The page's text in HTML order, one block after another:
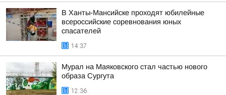
В Ханты-Мансийске проходят юбилейные
всероссийские соревнования юных
спасателей
14:37
Мурал на Маяковского стал частью нового
образа Сургута
12:36